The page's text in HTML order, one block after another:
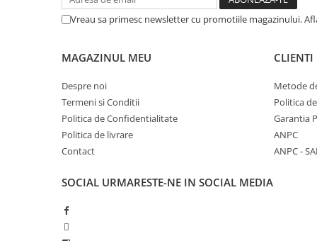
Vreau sa primesc newsletter cu promotiile magazinului.
MAGAZINUL MEU
Despre noi
Termeni si Conditii
Politica de Confidentialitate
Politica de livrare
Contact
CLIENTI
Metode
Politica
Garantia
ANPC
ANPC -
SOCIAL URMARESTE-NE IN SOCIAL MEDIA